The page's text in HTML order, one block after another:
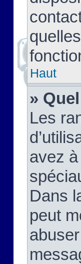
Haut
»
Les
avez
Dans
peut